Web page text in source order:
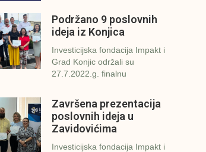
Podržano 9 poslovnih
ideja iz Konjica
Investicijska fondacija Impakt i
Grad Konjic održali su
27.7.2022.g. finalnu
Završena prezentacija
poslovnih ideja u
Zavidovićima
Investicijska fondacija Impakt i